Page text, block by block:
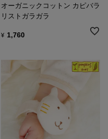
オーガニックコットン カピバラ
リストガラガラ
¥ 1,760